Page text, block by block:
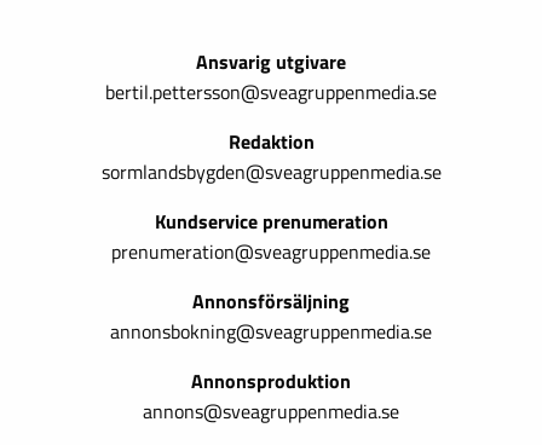
Ansvarig utgivare
bertil.pettersson@sveagruppenmedia.se
Redaktion
sormlandsbygden@sveagruppenmedia.se
Kundservice prenumeration
prenumeration@sveagruppenmedia.se
Annonsförsäljning
annonsbokning@sveagruppenmedia.se
Annonsproduktion
annons@sveagruppenmedia.se